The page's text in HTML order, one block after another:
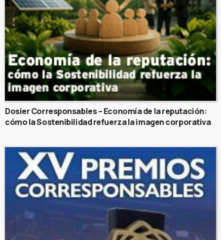
Dosier Corresponsables – Economía de la reputación:
cómo la Sostenibilidad refuerza la imagen corporativa